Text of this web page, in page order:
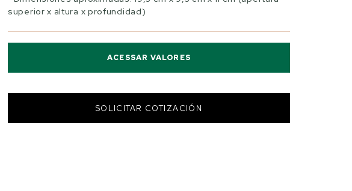
superior x altura x profundidad)
ACESSAR VALORES
SOLICITAR COTIZACIÓN